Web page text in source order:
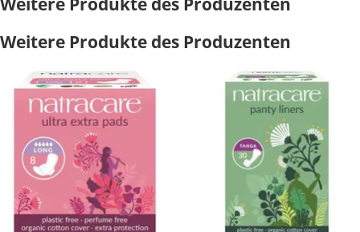
Weitere Produkte des Produzenten